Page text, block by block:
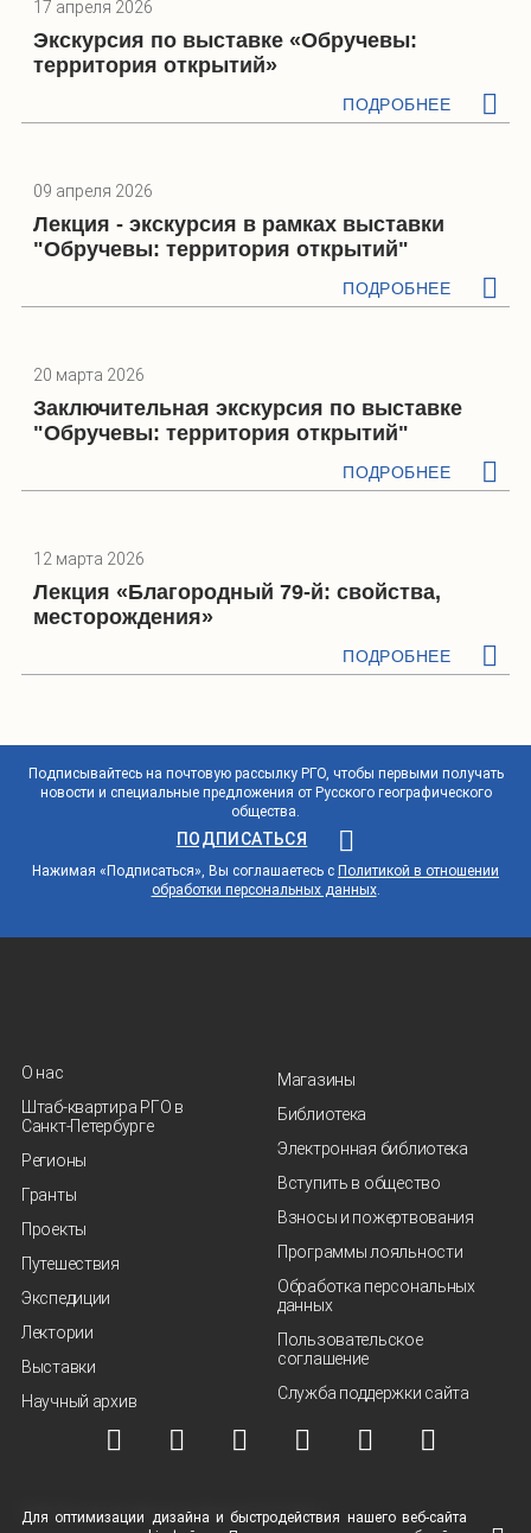
17 апреля 2026
Экскурсия по выставке «Обручевы:
территория открытий»
ПОДРОБНЕЕ
09 апреля 2026
Лекция - экскурсия в рамках выставки
"Обручевы: территория открытий"
ПОДРОБНЕЕ
20 марта 2026
Заключительная экскурсия по выставке
"Обручевы: территория открытий"
ПОДРОБНЕЕ
12 марта 2026
Лекция «Благородный 79-й: свойства,
месторождения»
ПОДРОБНЕЕ
Подписывайтесь на почтовую рассылку РГО, чтобы первыми получать
новости и специальные предложения от Русского географического
общества.
ПОДПИСАТЬСЯ
Нажимая «Подписаться», Вы соглашаетесь с Политикой в отношении
обработки персональных данных.
О нас
Штаб-квартира РГО в
Санкт‑Петербурге
Регионы
Гранты
Проекты
Путешествия
Экспедиции
Лектории
Выставки
Научный архив
Магазины
Библиотека
Электронная библиотека
Вступить в общество
Взносы и пожертвования
Программы лояльности
Обработка персональных
данных
Пользовательское
соглашение
Служба поддержки сайта
© ВОО "Русское географическое общество", 2013-2026 г.
Для оптимизации дизайна и быстродействия нашего веб-сайта